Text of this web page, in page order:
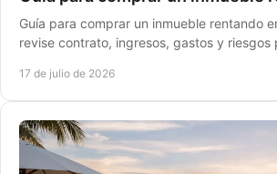
Guía para comprar un inmueble rentando
revise contrato, ingresos, gastos y riesgos
17 de julio de 2026